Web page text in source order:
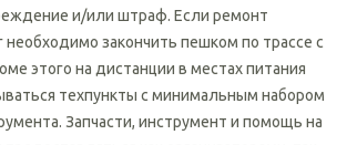
Не выполнение этого условия может
и/или штраф. Если ремонт
необходимо закончить пешком по трассе с
этого на дистанции в местах питания
техпункты с минимальным набором